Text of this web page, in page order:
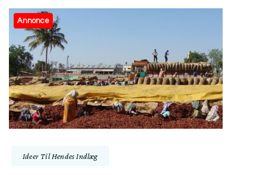
Annonce
Ideer Til Hendes Indlæg